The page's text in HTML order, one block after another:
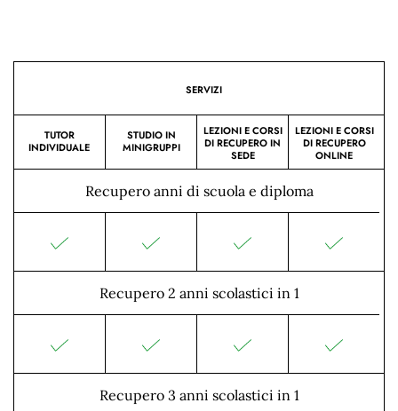
SERVIZI
TUTOR
INDIVIDUALE
STUDIO IN
MINIGRUPPI
LEZIONI E CORSI
DI RECUPERO IN
SEDE
LEZIONI E CORSI
DI RECUPERO
ONLINE
Recupero anni di scuola e diploma
Recupero 2 anni scolastici in 1
Recupero 3 anni scolastici in 1